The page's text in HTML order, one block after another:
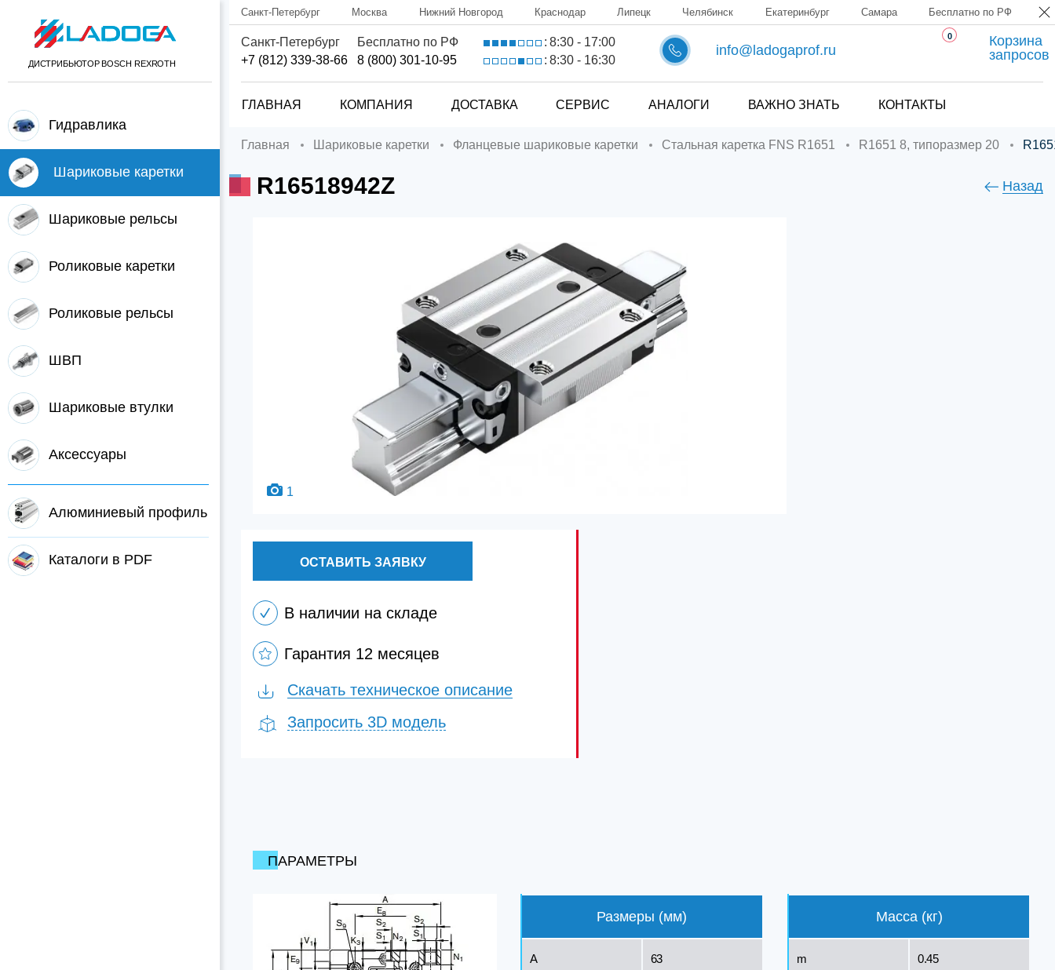
ДИСТРИБЬЮТОР BOSCH REXROTH
Гидравлика
Шариковые каретки
Шариковые рельсы
Роликовые каретки
Роликовые рельсы
ШВП
Шариковые втулки
Аксессуары
Алюминиевый профиль
Каталоги в PDF
Санкт-Петербург Москва Нижний Новгород Краснодар Липецк Челябинск Екатеринбург Самара Бесплатно по РФ
Санкт-Петербург
+7 (812) 339-38-66
Бесплатно по РФ
8 (800) 301-10-95
: 8:30 - 17:00
: 8:30 - 16:30
info@ladogaprof.ru
0
Корзина
запросов
ГЛАВНАЯ КОМПАНИЯ ДОСТАВКА СЕРВИС АНАЛОГИ ВАЖНО ЗНАТЬ КОНТАКТЫ
Главная Шариковые каретки Фланцевые шариковые каретки Стальная каретка FNS R1651 R1651 8, типоразмер 20
R16518942Z Назад
1
ОСТАВИТЬ ЗАЯВКУ
В наличии на складе
Гарантия 12 месяцев
Скачать техническое описание
Запросить 3D модель
ПАРАМЕТРЫ
Размеры (мм)
A 63
Масса (кг)
m 0.45